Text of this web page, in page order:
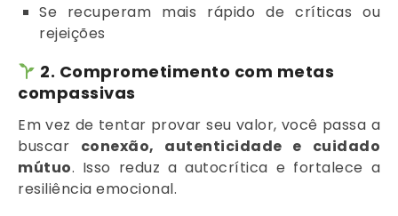
Se recuperam mais rápido de críticas ou
rejeições
2. Comprometimento com metas
compassivas
Em vez de tentar provar seu valor, você passa a
buscar conexão, autenticidade e cuidado
mútuo. Isso reduz a autocrítica e fortalece a
resiliência emocional.